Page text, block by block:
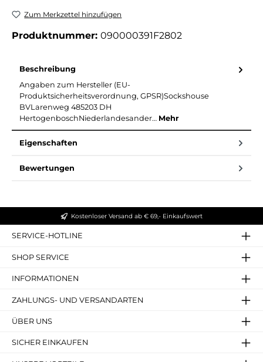
Zum Merkzettel hinzufügen
Produktnummer: 090000391F2802
Beschreibung
Angaben zum Hersteller (EU-
Produktsicherheitsverordnung, GPSR)Sockshouse
BVLarenweg 485203 DH
HertogenboschNiederlandesander… Mehr
Eigenschaften
Bewertungen
Kostenloser Versand ab € 69,- Einkaufswert
SERVICE-HOTLINE
SHOP SERVICE
INFORMATIONEN
ZAHLUNGS- UND VERSANDARTEN
ÜBER UNS
SICHER EINKAUFEN